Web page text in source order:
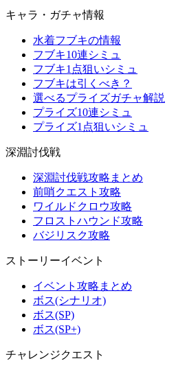
キャラ・ガチャ情報
水着フブキの情報
フブキ10連シミュ
フブキ1点狙いシミュ
フブキは引くべき？
選べるプライズガチャ解説
プライズ10連シミュ
プライズ1点狙いシミュ
深淵討伐戦
深淵討伐戦攻略まとめ
前哨クエスト攻略
ワイルドクロウ攻略
フロストハウンド攻略
バジリスク攻略
ストーリーイベント
イベント攻略まとめ
ボス(シナリオ)
ボス(SP)
ボス(SP+)
チャレンジクエスト